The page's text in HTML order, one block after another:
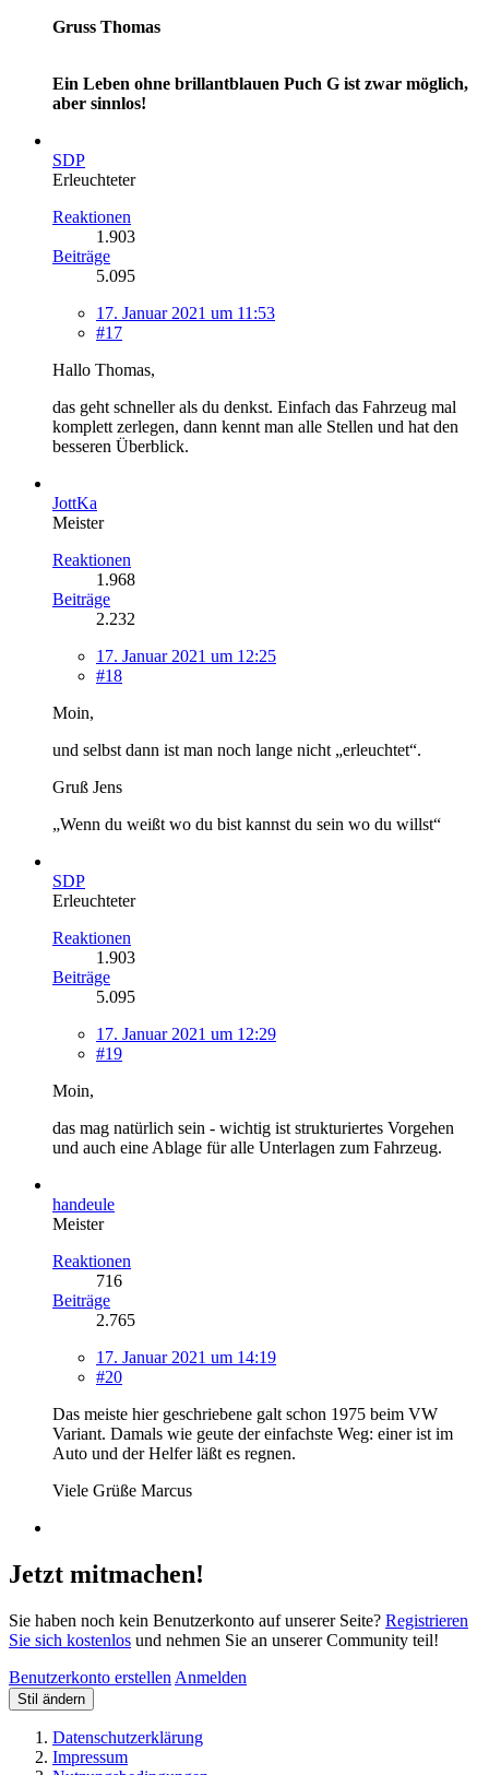
Gruss Thomas
Ein Leben ohne brillantblauen Puch G ist zwar möglich,
aber sinnlos!
SDP
Erleuchteter
Reaktionen
1.903
Beiträge
5.095
17. Januar 2021 um 11:53
#17
Hallo Thomas,
das geht schneller als du denkst. Einfach das Fahrzeug mal
komplett zerlegen, dann kennt man alle Stellen und hat den
besseren Überblick.
JottKa
Meister
Reaktionen
1.968
Beiträge
2.232
17. Januar 2021 um 12:25
#18
Moin,
und selbst dann ist man noch lange nicht „erleuchtet“.
Gruß Jens
„Wenn du weißt wo du bist kannst du sein wo du willst“
SDP
Erleuchteter
Reaktionen
1.903
Beiträge
5.095
17. Januar 2021 um 12:29
#19
Moin,
das mag natürlich sein - wichtig ist strukturiertes Vorgehen
und auch eine Ablage für alle Unterlagen zum Fahrzeug.
handeule
Meister
Reaktionen
716
Beiträge
2.765
17. Januar 2021 um 14:19
#20
Das meiste hier geschriebene galt schon 1975 beim VW
Variant. Damals wie geute der einfachste Weg: einer ist im
Auto und der Helfer läßt es regnen.
Viele Grüße Marcus
Jetzt mitmachen!
Sie haben noch kein Benutzerkonto auf unserer Seite? Registrieren
Sie sich kostenlos und nehmen Sie an unserer Community teil!
Benutzerkonto erstellen Anmelden
Stil ändern
Datenschutzerklärung
Impressum